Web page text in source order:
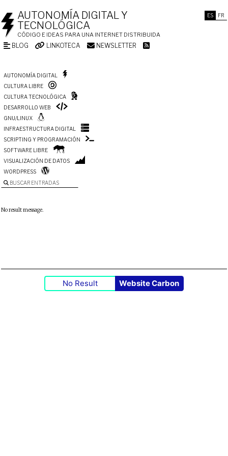
ES FR
AUTONOMÍA DIGITAL Y
TECNOLÓGICA
CÓDIGO E IDEAS PARA UNA INTERNET DISTRIBUIDA
BLOG LINKOTECA NEWSLETTER
AUTONOMÍA DIGITAL
CULTURA LIBRE
CULTURA TECNOLÓGICA
DESARROLLO WEB
GNU/LINUX
INFRAESTRUCTURA DIGITAL
SCRIPTING Y PROGRAMACIÓN
SOFTWARE LIBRE
VISUALIZACIÓN DE DATOS
WORDPRESS
BUSCAR ENTRADAS
No result message.
No Result Website Carbon